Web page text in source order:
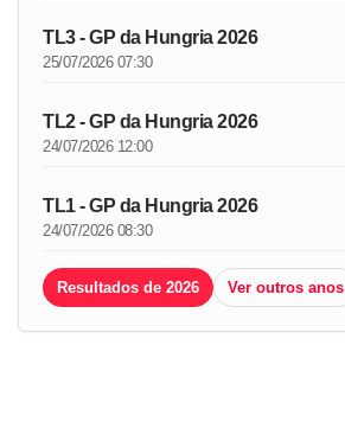
TL3 - GP da Hungria 2026
25/07/2026 07:30
TL2 - GP da Hungria 2026
24/07/2026 12:00
TL1 - GP da Hungria 2026
24/07/2026 08:30
Resultados de 2026 Ver outros anos